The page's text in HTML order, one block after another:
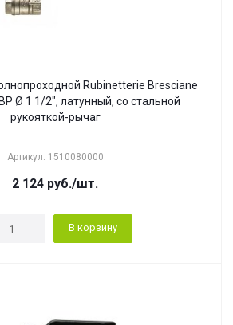
Rubinetterie Bresciane
Ø 1 1/2", латунный, со стальной
рукояткой-рычаг
Артикул: 1510080000
2 124 руб./шт.
В корзину